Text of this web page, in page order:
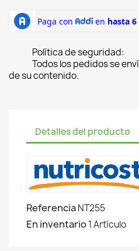
Política de seguridad:
Todos los pedidos se
de su contenido.
Detalles del producto
ReferenciaNT255
En inventario1 Artículo